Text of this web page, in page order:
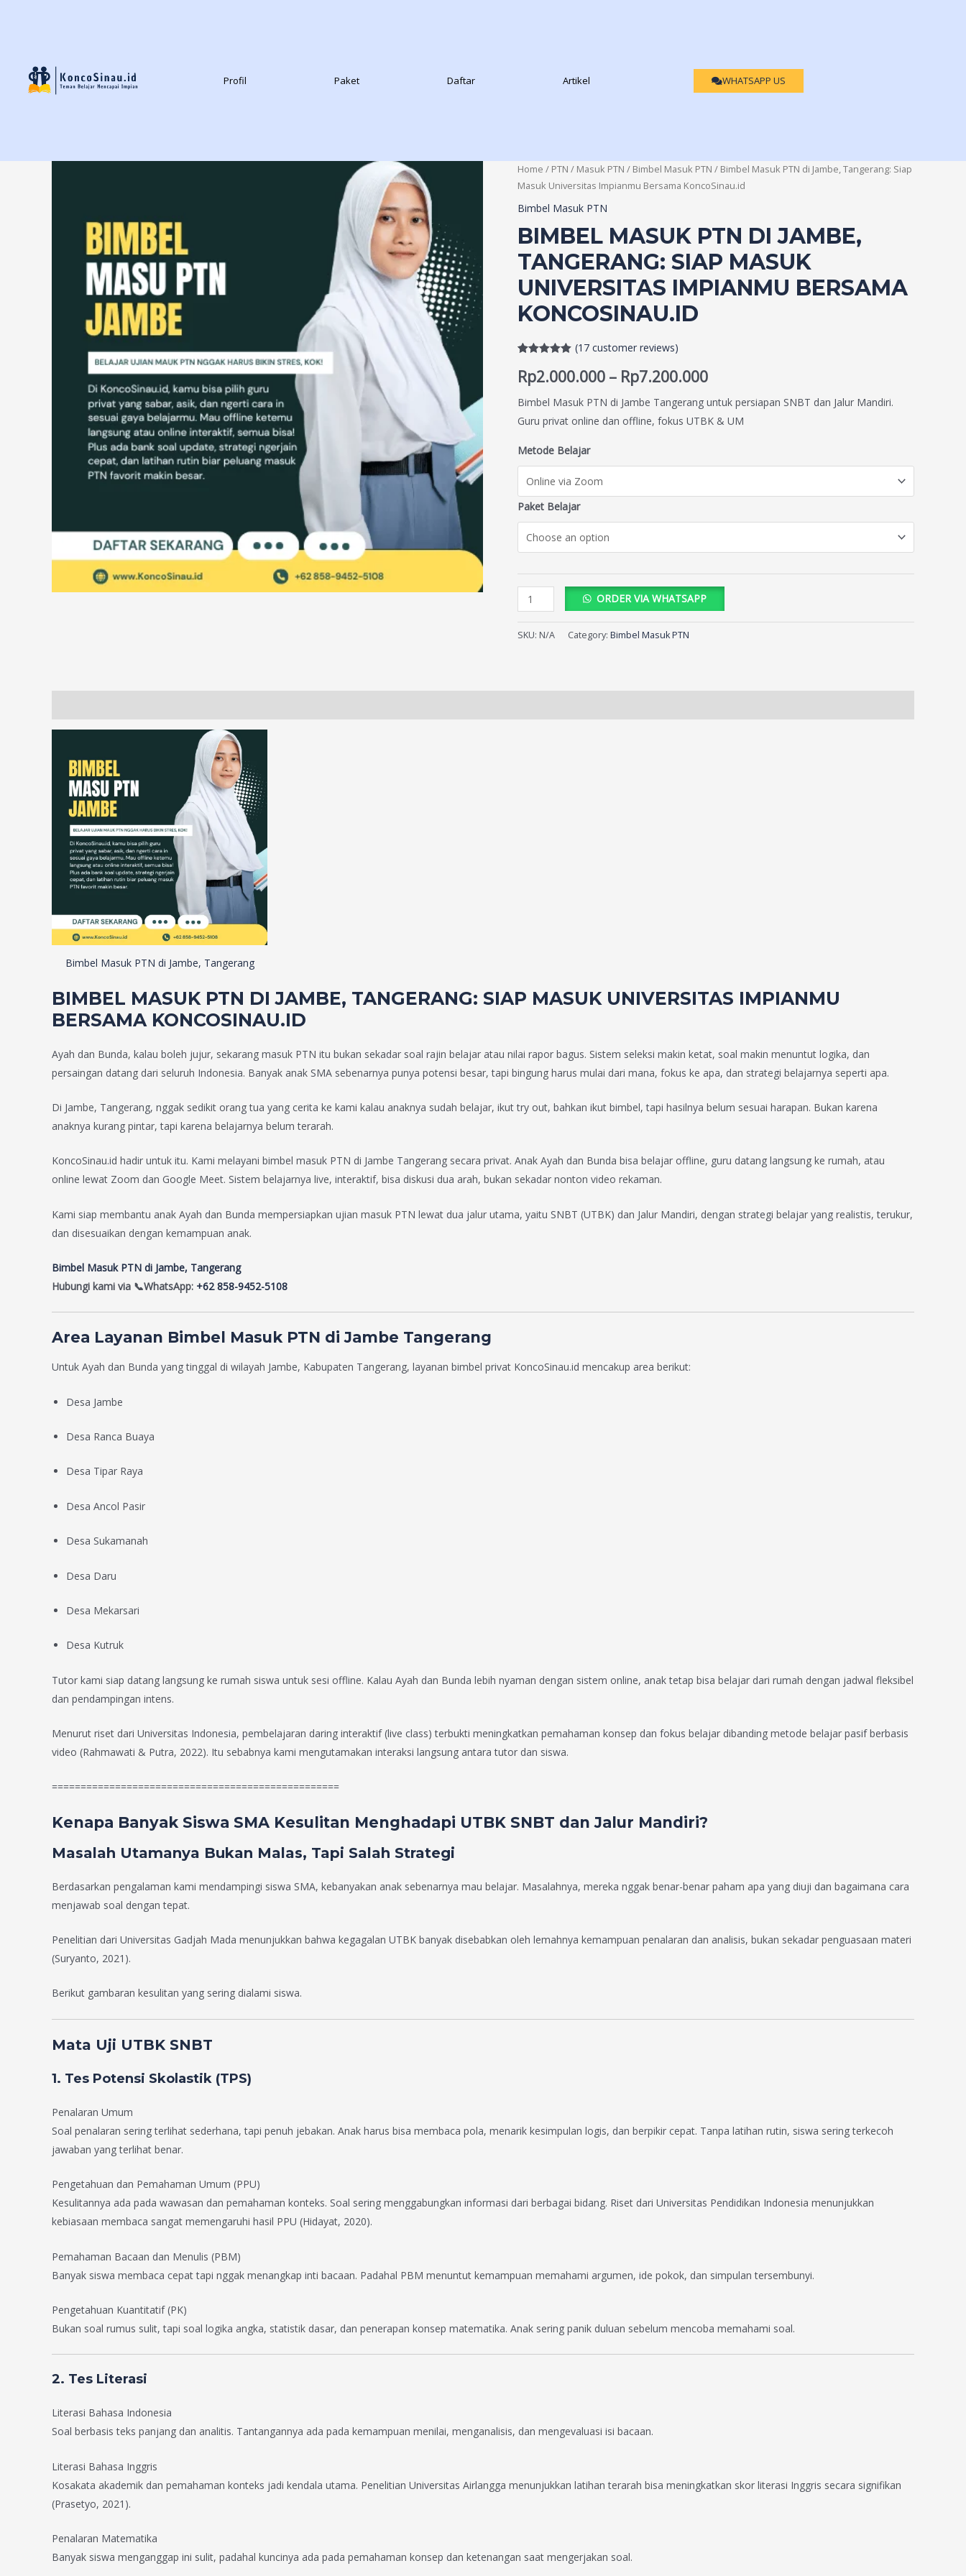
Profil Paket Daftar Artikel WHATSAPP US
Home / PTN / Masuk PTN / Bimbel Masuk PTN / Bimbel Masuk PTN di Jambe, Tangerang: Siap
Masuk Universitas Impianmu Bersama KoncoSinau.id
Bimbel Masuk PTN
BIMBEL MASUK PTN DI JAMBE,
TANGERANG: SIAP MASUK
UNIVERSITAS IMPIANMU BERSAMA
KONCOSINAU.ID
out of 5
based on
ratings
(17customer reviews)
Rp2.000.000 – Rp7.200.000
Bimbel Masuk PTN di Jambe Tangerang untuk persiapan SNBT dan Jalur Mandiri.
Guru privat online dan offline, fokus UTBK & UM
Metode Belajar
Paket Belajar
ORDER VIA WHATSAPP
SKU: N/A Category: Bimbel Masuk PTN
Bimbel Masuk PTN di Jambe, Tangerang
BIMBEL MASUK PTN DI JAMBE, TANGERANG: SIAP MASUK UNIVERSITAS IMPIANMU
BERSAMA KONCOSINAU.ID
Ayah dan Bunda, kalau boleh jujur, sekarang masuk PTN itu bukan sekadar soal rajin belajar atau nilai rapor bagus. Sistem seleksi makin ketat, soal makin menuntut logika, dan
persaingan datang dari seluruh Indonesia. Banyak anak SMA sebenarnya punya potensi besar, tapi bingung harus mulai dari mana, fokus ke apa, dan strategi belajarnya seperti apa.
Di Jambe, Tangerang, nggak sedikit orang tua yang cerita ke kami kalau anaknya sudah belajar, ikut try out, bahkan ikut bimbel, tapi hasilnya belum sesuai harapan. Bukan karena
anaknya kurang pintar, tapi karena belajarnya belum terarah.
KoncoSinau.id hadir untuk itu. Kami melayani bimbel masuk PTN di Jambe Tangerang secara privat. Anak Ayah dan Bunda bisa belajar offline, guru datang langsung ke rumah, atau
online lewat Zoom dan Google Meet. Sistem belajarnya live, interaktif, bisa diskusi dua arah, bukan sekadar nonton video rekaman.
Kami siap membantu anak Ayah dan Bunda mempersiapkan ujian masuk PTN lewat dua jalur utama, yaitu SNBT (UTBK) dan Jalur Mandiri, dengan strategi belajar yang realistis, terukur,
dan disesuaikan dengan kemampuan anak.
Bimbel Masuk PTN di Jambe, Tangerang
Hubungi kami via 📞WhatsApp: +62 858-9452-5108
Area Layanan Bimbel Masuk PTN di Jambe Tangerang
Untuk Ayah dan Bunda yang tinggal di wilayah Jambe, Kabupaten Tangerang, layanan bimbel privat KoncoSinau.id mencakup area berikut:
Desa Jambe
Desa Ranca Buaya
Desa Tipar Raya
Desa Ancol Pasir
Desa Sukamanah
Desa Daru
Desa Mekarsari
Desa Kutruk
Tutor kami siap datang langsung ke rumah siswa untuk sesi offline. Kalau Ayah dan Bunda lebih nyaman dengan sistem online, anak tetap bisa belajar dari rumah dengan jadwal fleksibel
dan pendampingan intens.
Menurut riset dari Universitas Indonesia, pembelajaran daring interaktif (live class) terbukti meningkatkan pemahaman konsep dan fokus belajar dibanding metode belajar pasif berbasis
video (Rahmawati & Putra, 2022). Itu sebabnya kami mengutamakan interaksi langsung antara tutor dan siswa.
==================================================
Kenapa Banyak Siswa SMA Kesulitan Menghadapi UTBK SNBT dan Jalur Mandiri?
Masalah Utamanya Bukan Malas, Tapi Salah Strategi
Berdasarkan pengalaman kami mendampingi siswa SMA, kebanyakan anak sebenarnya mau belajar. Masalahnya, mereka nggak benar-benar paham apa yang diuji dan bagaimana cara
menjawab soal dengan tepat.
Penelitian dari Universitas Gadjah Mada menunjukkan bahwa kegagalan UTBK banyak disebabkan oleh lemahnya kemampuan penalaran dan analisis, bukan sekadar penguasaan materi
(Suryanto, 2021).
Berikut gambaran kesulitan yang sering dialami siswa.
Mata Uji UTBK SNBT
1. Tes Potensi Skolastik (TPS)
Penalaran Umum
Soal penalaran sering terlihat sederhana, tapi penuh jebakan. Anak harus bisa membaca pola, menarik kesimpulan logis, dan berpikir cepat. Tanpa latihan rutin, siswa sering terkecoh
jawaban yang terlihat benar.
Pengetahuan dan Pemahaman Umum (PPU)
Kesulitannya ada pada wawasan dan pemahaman konteks. Soal sering menggabungkan informasi dari berbagai bidang. Riset dari Universitas Pendidikan Indonesia menunjukkan
kebiasaan membaca sangat memengaruhi hasil PPU (Hidayat, 2020).
Pemahaman Bacaan dan Menulis (PBM)
Banyak siswa membaca cepat tapi nggak menangkap inti bacaan. Padahal PBM menuntut kemampuan memahami argumen, ide pokok, dan simpulan tersembunyi.
Pengetahuan Kuantitatif (PK)
Bukan soal rumus sulit, tapi soal logika angka, statistik dasar, dan penerapan konsep matematika. Anak sering panik duluan sebelum mencoba memahami soal.
2. Tes Literasi
Literasi Bahasa Indonesia
Soal berbasis teks panjang dan analitis. Tantangannya ada pada kemampuan menilai, menganalisis, dan mengevaluasi isi bacaan.
Literasi Bahasa Inggris
Kosakata akademik dan pemahaman konteks jadi kendala utama. Penelitian Universitas Airlangga menunjukkan latihan terarah bisa meningkatkan skor literasi Inggris secara signifikan
(Prasetyo, 2021).
Penalaran Matematika
Banyak siswa menganggap ini sulit, padahal kuncinya ada pada pemahaman konsep dan ketenangan saat mengerjakan soal.